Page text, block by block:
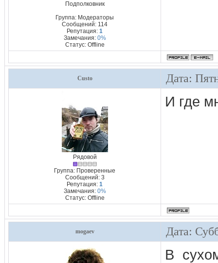
Подполковник
Группа: Модераторы
Сообщений: 114
Репутация: 1
Замечания: 0%
Статус: Offline
Custo Дата:
Рядовой
Группа: Проверенные
Сообщений: 3
Репутация: 1
Замечания: 0%
Статус: Offline
И где
mogaev Дата:
В